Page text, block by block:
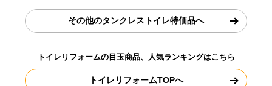
その他のタンクレストイレ特価品へ
トイレリフォームの目玉商品、人気ランキングはこちら
トイレリフォームTOPへ